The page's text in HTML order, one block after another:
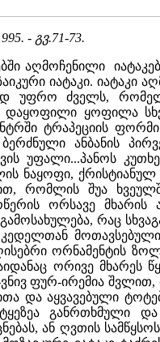
- გვ.71-73.
აღმოჩენილი
იატაკი. იატაკი
უფრო ძველს,
დაყოფილი ყოფილა
ტრაპეციის
ბერძნული
უფალი...პანოს
ქრისტიანულ
რომლის შუა
ორსავე მხარის
რაც
ორნამენტის
ორივე მხარეს
ფურ-ირემია
და აყვავებული
განრთხმული
ან ღვთის